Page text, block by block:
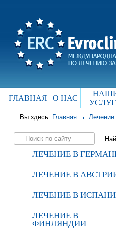
ГЛАВНАЯ О НАС
Вы здесь: Главная Лечение
ЛЕЧЕНИЕ В
ЛЕЧЕНИЕ В
ЛЕЧЕНИЕ В
ЛЕЧЕНИЕ В
ФИНЛЯНДИИ